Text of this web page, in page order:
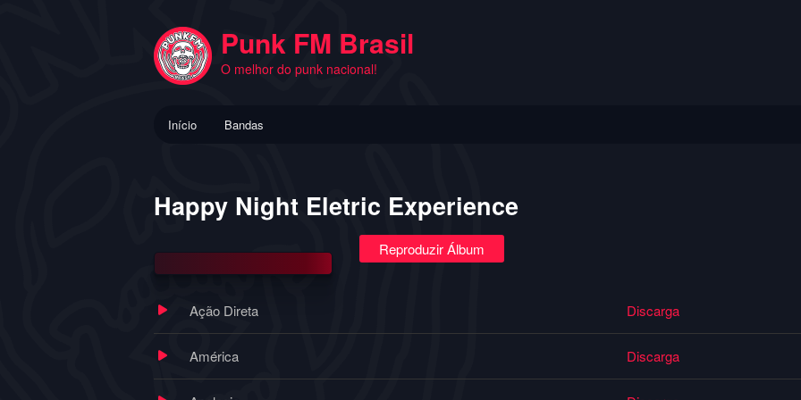
Punk FM Brasil
O melhor do punk nacional!
Início Bandas
Happy Night Eletric Experience
Reproduzir Álbum
Ação Direta Discarga
América Discarga